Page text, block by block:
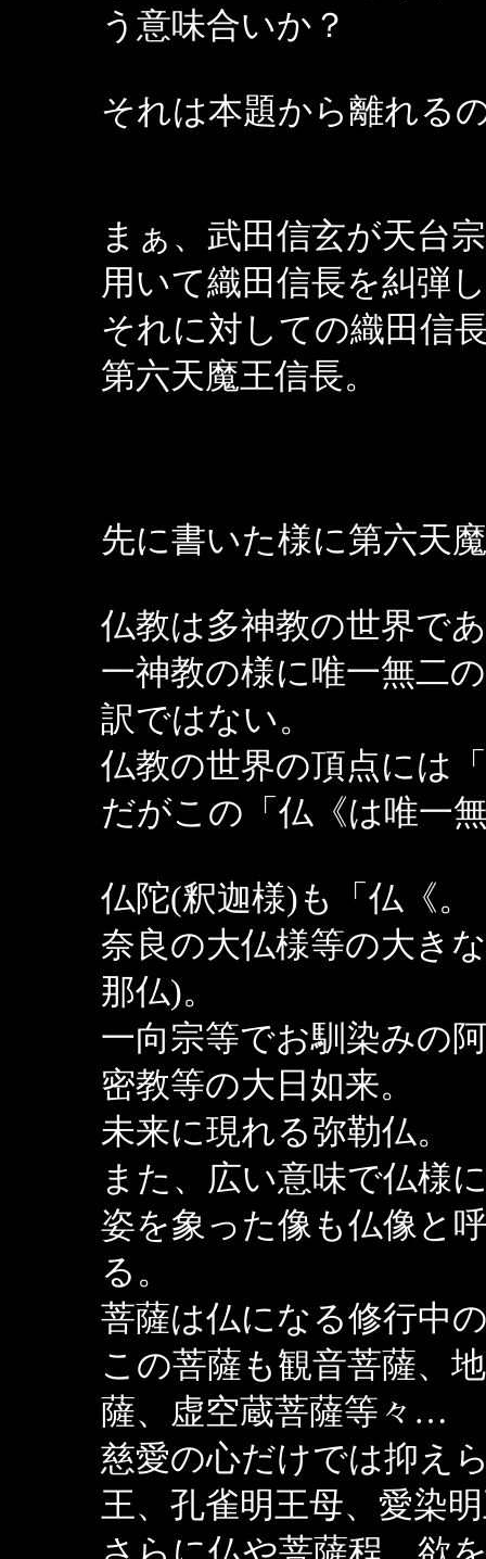
う意味合いか？
それは本題から離れ
まぁ、武田信玄が天台
用いて織田信長を糾
それに対しての織田
第六天魔王信長。
先に書いた様に第六天
仏教は多神教の世界
一神教の様に唯一無二
訳ではない。
仏教の世界の頂点には
だがこの「仏《は唯
仏陀(釈迦様)も「仏《
奈良の大仏様等の大き
那仏)。
一向宗等でお馴染みの
密教等の大日如来。
未来に現れる弥勒仏。
また、広い意味で仏様
姿を象った像も仏像と
る。
菩薩は仏になる修行
この菩薩も観音菩薩、
薩、虚空蔵菩薩等々…
慈愛の心だけでは抑え
王、孔雀明王母、愛